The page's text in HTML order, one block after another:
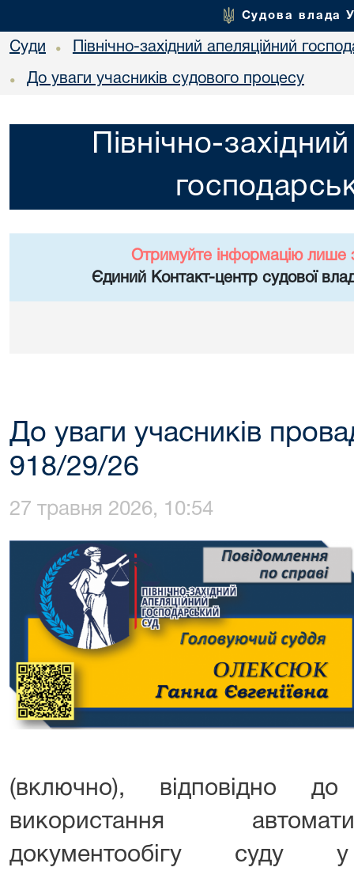
Судова влада
Суди • Північно-західний апеляційний
• До уваги учасників судового процесу
Північно-
Отримуйте інформацію лише
Єдиний Контакт-центр судової
До уваги учасників
918/29/26
27 травня 2026, 10:54
(включно), відповідно
використання
документообігу суду у